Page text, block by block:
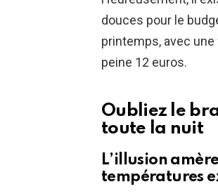
douces pour le
printemps, avec
peine 12 euros.
Oubliez le
toute la nuit
L’illusion
températures